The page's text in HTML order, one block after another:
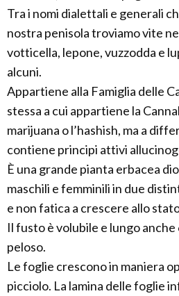
Tra i nomi dialettali e generali
nostra penisola troviamo vite
votticella, lepone, vuzzodda e
alcuni.
Appartiene alla Famiglia delle
stessa a cui appartiene la
marijuana o l’hashish, ma a
contiene principi attivi
È una grande pianta erbacea
maschili e femminili in due
e non fatica a crescere allo
Il fusto è volubile e lungo
peloso.
Le foglie crescono in maniera
picciolo. La lamina delle foglie